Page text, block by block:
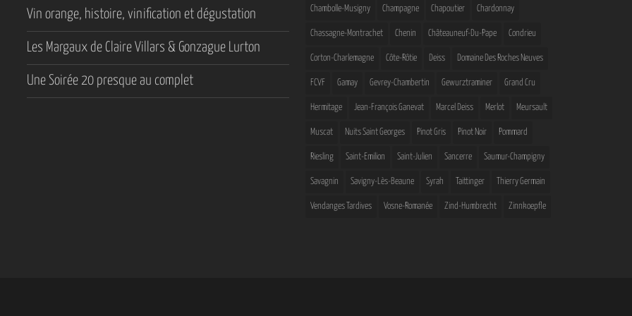
Vin orange, histoire, vinification et dégustation
Les Margaux de Claire Villars & Gonzague Lurton
Une Soirée 20 presque au complet
Chambolle-Musigny Champagne Chapoutier Chardonnay
Chassagne-Montrachet Chenin Châteauneuf-Du-Pape Condrieu
Corton-Charlemagne Côte-Rôtie Deiss Domaine Des Roches Neuves
FCVF Gamay Gevrey-Chambertin Gewurztraminer Grand Cru
Hermitage Jean-François Ganevat Marcel Deiss Merlot Meursault
Muscat Nuits Saint Georges Pinot Gris Pinot Noir Pommard
Riesling Saint-Emilion Saint-Julien Sancerre Saumur-Champigny
Savagnin Savigny-Lès-Beaune Syrah Taittinger Thierry Germain
Vendanges Tardives Vosne-Romanée Zind-Humbrecht Zinnkoepfle